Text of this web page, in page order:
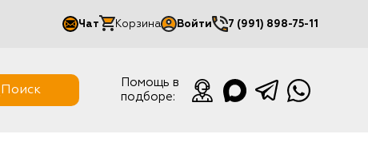
Чат Корзина Войти
Мой кабинет
7 (991) 898-75-11
Поиск
Помощь в
подборе: